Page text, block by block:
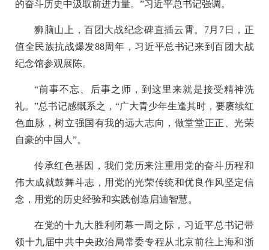
的奋斗历史中汲取前进力量。”习近平总书记强调。
狮脑山上，百团大战纪念碑直插云霄。7月7日，正
值全民族抗战爆发88周年，习近平总书记来到百团大战
纪念馆参观展陈。
“前事不忘、后事之师，到这里来就是接受精神洗
礼。”总书记感慨系之，“广大青少年生逢其时，要赓续红
色血脉，树立强国有我的远大志向，做堂堂正正、光荣
自豪的中国人”。
传承红色基因，我们党历来注重用党的奋斗历程和
伟大成就鼓舞斗志，用党的光荣传统和优良作风坚定信
念，用党的历史经验和实践创造启迪智慧。
在党的十九大胜利闭幕一周之际，习近平总书记带
领十九届中共中央政治局常委专程从北京前往上海和浙